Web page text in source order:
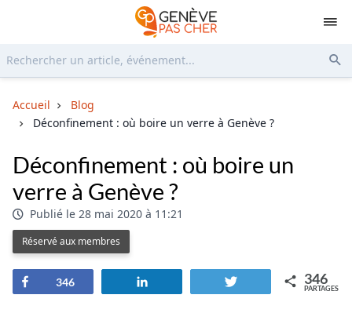
Accueil
Blog
Déconfinement : où boire un verre à Genève ?
Déconfinement : où boire un
verre à Genève ?
Publié le 28 mai 2020 à 11:21
Réservé aux membres
Partagez
346 Tweetez 346
PARTAGES